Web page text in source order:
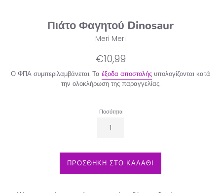
Πιάτο Φαγητού Dinosaur
Meri Meri
Κανονική
€10,99
Ο ΦΠΑ συμπεριλαμβάνεται. Τα έξοδα αποστολής υπολογίζονται κατά
την ολοκλήρωση της παραγγελίας.
Ποσότητα
ΠΡΟΣΘΗΚΗ ΣΤΟ ΚΑΛΑΘΙ